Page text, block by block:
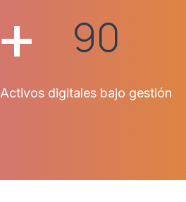
90
+
Activos digitales bajo gestión